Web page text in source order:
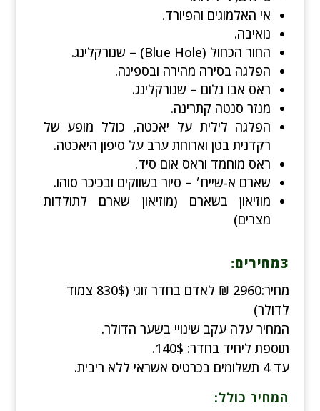
אי האלמוגים והפיורד.
נואיבה.
החור הכחול (Blue Hole) – שנורקלינג.
הפלגה בסירה מהירה ובספינה.
ראס אבו גלום – שנורקלינג.
מנזר סנטה קתרינה.
הפלגה לילית על יאכטה, כולל מופע של
רקדנית בטן וארוחת ערב על סיפון היאכטה.
ראס מוחמד וראס אום סיד.
שארם א-שייח׳ – סיור בשווקים ובכיכר סוהו.
מוזיאון בשארם (מוזיאון שארם לתולדות
מצרים)
3מחירים:
מחיר:2960
₪
לאדם בחדר זוגי (830$ צמוד
לדולר)
המחיר עלה עקב שינויי בשער הדולר.
תוספת ליחיד בחדר: 140$.
עד 4 תשלומים בכרטיס אשראי ללא ריבית.
המחיר כולל: